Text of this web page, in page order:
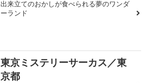
出来立てのおかしが食べられる夢のワンダ
ーランド
東京ミステリーサーカス／東
京都